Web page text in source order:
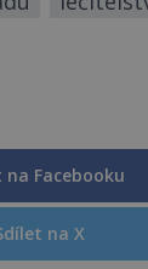
na Facebooku
na X